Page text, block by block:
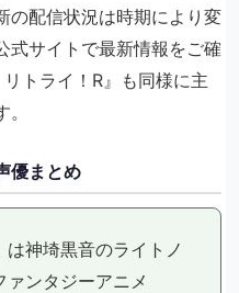
の配信状況は時期により変
式サイトで最新情報をご確
トライ！R』も同様に主
優まとめ
は神埼黒音のライトノ
ンタジーアニメ